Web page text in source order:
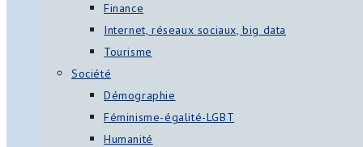
Finance
Internet, réseaux sociaux, big data
Tourisme
Société
Démographie
Féminisme-égalité-LGBT
Humanité